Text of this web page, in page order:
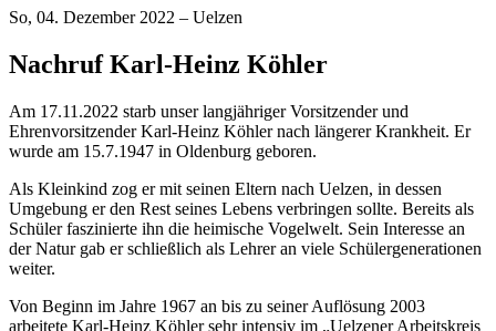
So, 04. Dezember 2022 – Uelzen
Nachruf Karl-Heinz Köhler
Am 17.11.2022 starb unser langjähriger Vorsitzender und
Ehrenvorsitzender Karl-Heinz Köhler nach längerer Krankheit. Er
wurde am 15.7.1947 in Oldenburg geboren.
Als Kleinkind zog er mit seinen Eltern nach Uelzen, in dessen
Umgebung er den Rest seines Lebens verbringen sollte. Bereits als
Schüler faszinierte ihn die heimische Vogelwelt. Sein Interesse an
der Natur gab er schließlich als Lehrer an viele Schülergenerationen
weiter.
Von Beginn im Jahre 1967 an bis zu seiner Auflösung 2003
arbeitete Karl-Heinz Köhler sehr intensiv im „Uelzener Arbeitskreis